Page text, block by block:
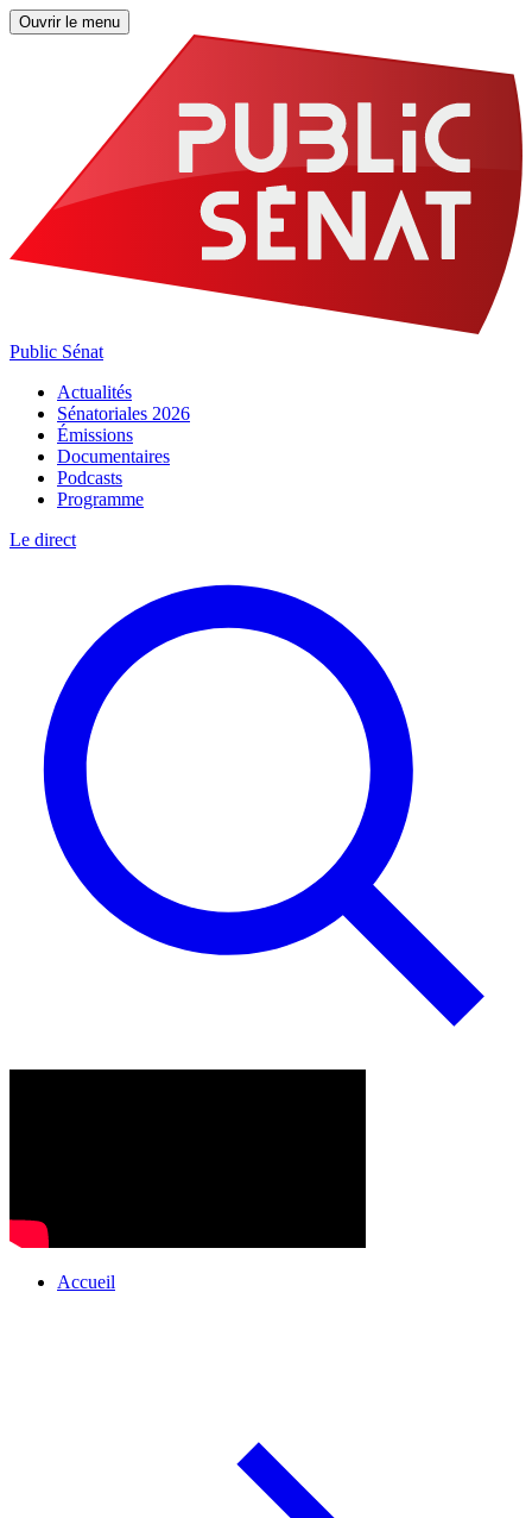
Ouvrir le menu
Public Sénat
Actualités
Sénatoriales 2026
Émissions
Documentaires
Podcasts
Programme
Le direct
Accueil